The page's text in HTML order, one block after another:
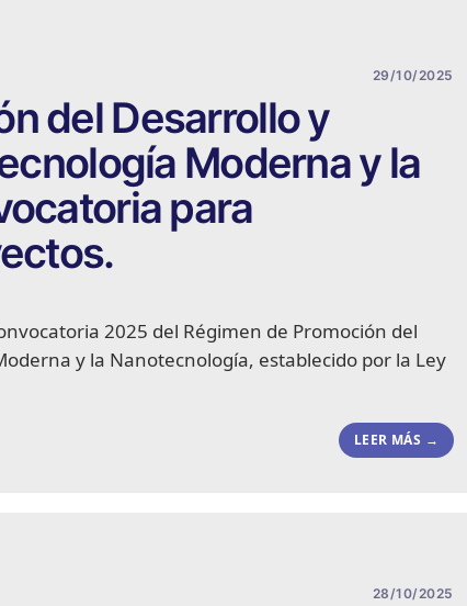
29/10/2025
del Desarrollo y
Moderna y la
para
2025 del Régimen de Promoción del
y la Nanotecnología, establecido por la Ley
LEER MÁS →
28/10/2025